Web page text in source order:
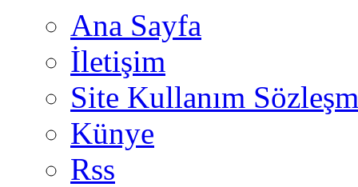
Ana Sayfa
İletişim
Site Kullanım
Künye
Rss